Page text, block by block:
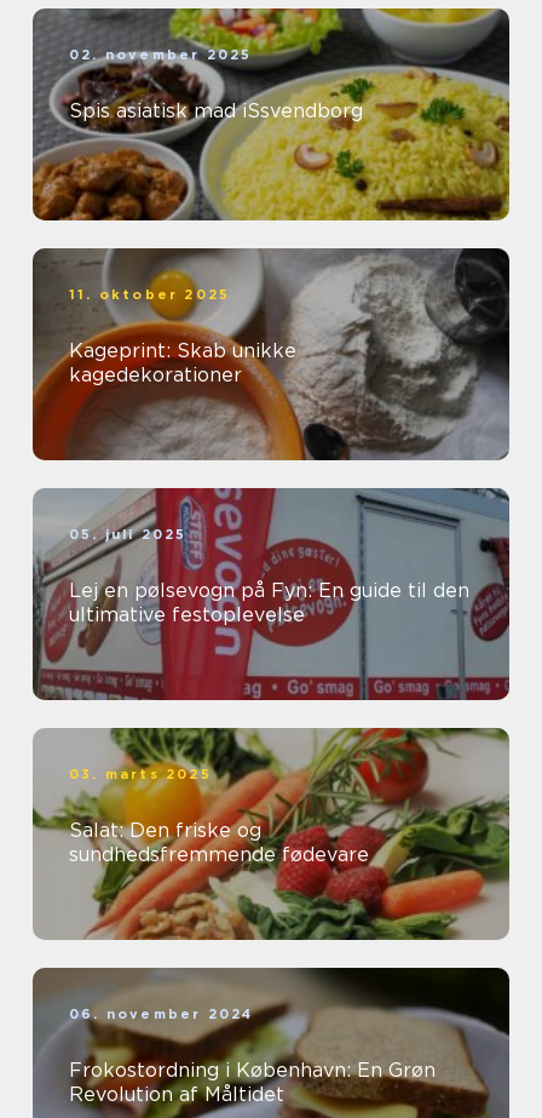
02. november 2025
Spis asiatisk mad iSsvendborg
11. oktober 2025
Kageprint: Skab unikke
kagedekorationer
05. juli 2025
Lej en pølsevogn på Fyn: En guide til den
ultimative festoplevelse
03. marts 2025
Salat: Den friske og
sundhedsfremmende fødevare
06. november 2024
Frokostordning i København: En Grøn
Revolution af Måltidet